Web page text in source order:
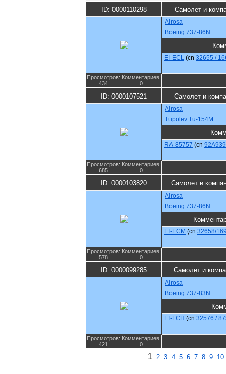
ID: 0000110298 Самолет и
Alrosa
Boeing 737-86N
EI-ECL (cn 32655 /
Просмотров:
434
Комментариев:
0
ID: 0000107521 Самолет и
Alrosa
Tupolev Tu-154M
RA-85757 (cn 92A939
Просмотров:
685
Комментариев:
0
ID: 0000103820 Самолет и
Alrosa
Boeing 737-86N
EI-ECM (cn 32658/
Просмотров:
578
Комментариев:
0
ID: 0000099285 Самолет и
Alrosa
Boeing 737-83N
EI-FCH (cn 32576 /
Просмотров:
421
Комментариев:
0
1 2 3 4 5 6 7 8 9 10